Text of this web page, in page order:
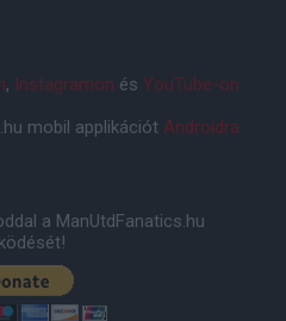
, Instagramon és YouTube-on
mobil applikációt Androidra
a ManUtdFanatics.hu